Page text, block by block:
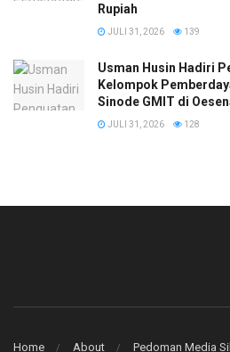
Rupiah
JULI 31, 2026 139
​Usman Husin Hadiri
Kelompok
Sinode GMIT di
JULI 31, 2026 128
Home About Pedoman Media